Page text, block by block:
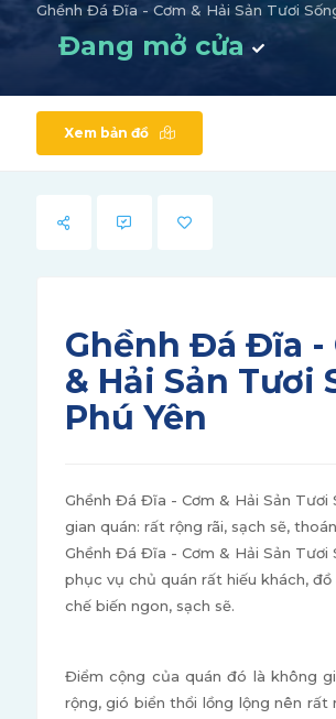
Ghềnh Đá Đĩa - Cơm & Hải Sản Tươi
Đang mở cửa
Xem bản đồ
Ghềnh Đá Đĩa -
& Hải Sản Tươi
Phú Yên
Ghềnh Đá Đĩa - Cơm & Hải Sản Tươi
gian quán: rất rộng rãi, sạch sẽ,
Ghềnh Đá Đĩa - Cơm & Hải Sản Tươi
phục vụ chủ quán rất hiếu khách, đồ
chế biến ngon, sạch sẽ.
Điểm cộng của quán đó là không
rộng, gió biển thổi lồng lộng nên rất